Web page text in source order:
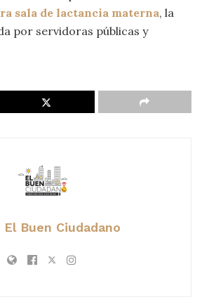
sala de lactancia materna, la
por servidoras públicas y
Buen Ciudadano